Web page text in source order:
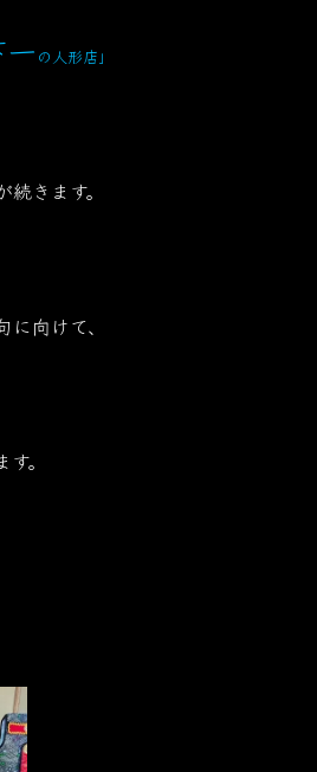
一 の人形店」
きます。
向けて、
。